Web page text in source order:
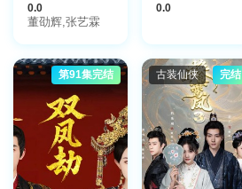
0.0
董劭辉,张艺霖
0.0
第91集完结 古装仙侠 完结